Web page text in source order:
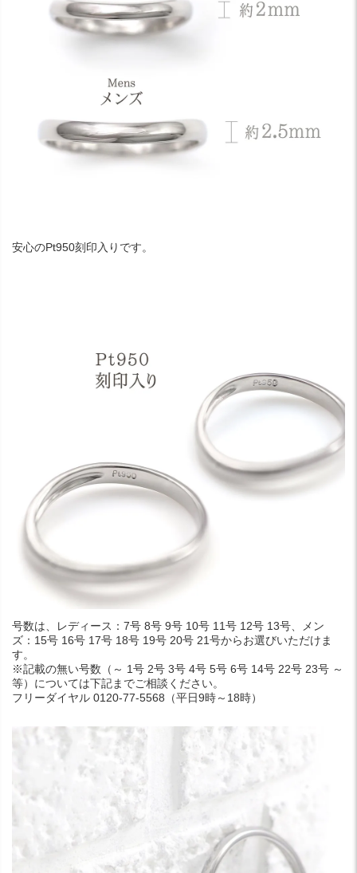
安心のPt950刻印入りです。
号数は、レディース：7号 8号 9号 10号 11号 12号 13号、メン
ズ：15号 16号 17号 18号 19号 20号 21号からお選びいただけま
す。
※記載の無い号数（～ 1号 2号 3号 4号 5号 6号 14号 22号 23号 ～
等）については下記までご相談ください。
フリーダイヤル 0120-77-5568（平日9時～18時）